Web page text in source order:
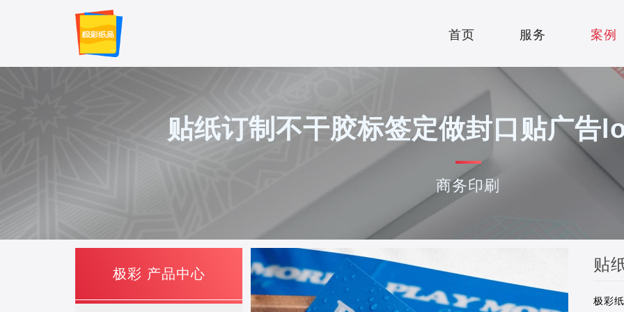
首页
服务
案例
贴纸订制不干胶标签定做封口贴广告
商务印刷
极彩
极彩 产品中心